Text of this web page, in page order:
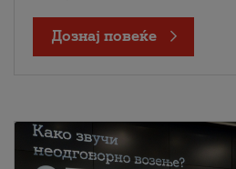
Дознај повеќе